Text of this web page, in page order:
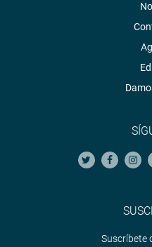
Suscríbete